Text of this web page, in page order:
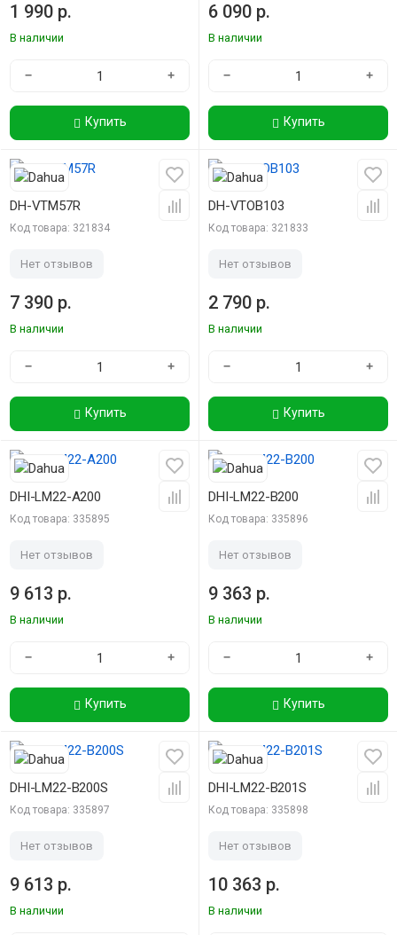
1 990 р.
В наличии
− +
Купить
6 090 р.
В наличии
− +
Купить
DH-VTM57R
Код товара: 321834
Нет отзывов
7 390 р.
В наличии
− +
Купить
DH-VTOB103
Код товара: 321833
Нет отзывов
2 790 р.
В наличии
− +
Купить
DHI-LM22-A200
Код товара: 335895
Нет отзывов
9 613 р.
В наличии
− +
Купить
DHI-LM22-B200
Код товара: 335896
Нет отзывов
9 363 р.
В наличии
− +
Купить
DHI-LM22-B200S
Код товара: 335897
Нет отзывов
9 613 р.
В наличии
DHI-LM22-B201S
Код товара: 335898
Нет отзывов
10 363 р.
В наличии